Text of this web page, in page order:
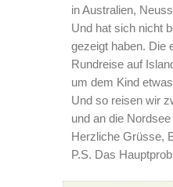
in Australien,
Und hat sich nicht
gezeigt haben. Die
Rundreise auf
um dem Kind etwas
Und so reisen wir
und an die
Herzliche Grüsse,
P.S. Das